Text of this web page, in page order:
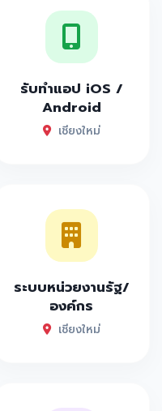
รับทำแอป iOS /
Android
เชียงใหม่
ระบบหน่วยงานรัฐ/
องค์กร
เชียงใหม่